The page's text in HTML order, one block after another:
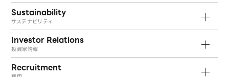
Sustainability
サステナビリティ
Investor Relations
投資家情報
Recruitment